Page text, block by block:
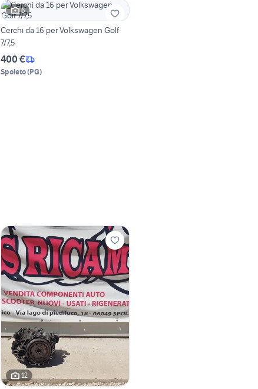
6
Cerchi da 16 per Volkswagen Golf
7/7,5
400 €
Spoleto(PG)
12